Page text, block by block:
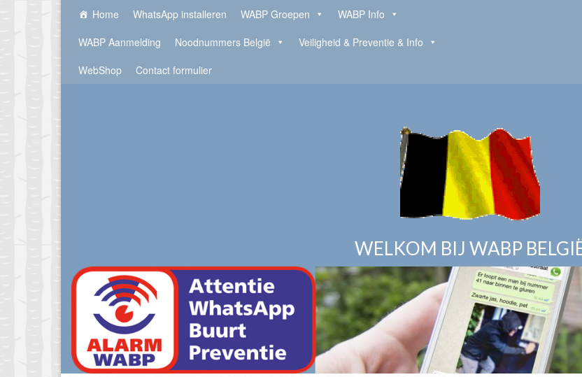
Home WhatsApp installeren WABP Groepen
WABP Info
WABP Aanmelding
Noodnummers België
Veiligheid & Preventie & Info
WebShop
Contact formulier
WELKOM BIJ WABP